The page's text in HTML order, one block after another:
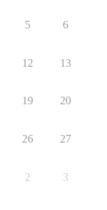
5 6
12 13
19 20
26 27
2 3